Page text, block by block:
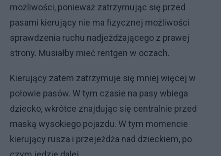
możliwości, ponieważ zatrzymując się przed
pasami kierujący nie ma fizycznej możliwości
sprawdzenia ruchu nadjeżdżającego z prawej
strony. Musiałby mieć rentgen w oczach.
Kierujący zatem zatrzymuje się mniej więcej w
połowie pasów. W tym czasie na pasy wbiega
dziecko, wkrótce znajdując się centralnie przed
maską wysokiego pojazdu. W tym momencie
kierujący rusza i przejeżdża nad dzieckiem, po